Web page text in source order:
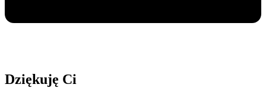
Dziękuję Ci